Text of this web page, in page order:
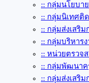
:: กลุ่มนโยบา
:: กลุ่มนิเทศติ
:: กลุ่มส่งเสริ
:: กลุ่มบริหาร
:: หน่วยตรวจ
:: กลุ่มพัฒนาค
:: กลุ่มส่งเสริ